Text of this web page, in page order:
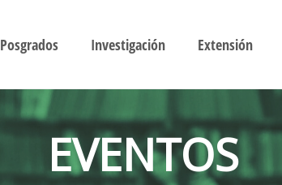
Posgrados Investigación Extensión
EVENTOS